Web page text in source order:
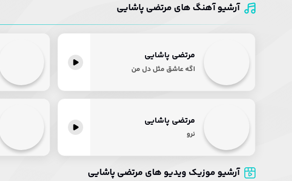
آرشیو آهنگ های مرتضی پاشایی
مرتضی پاشایی
اگه عاشق مثل دل من
مرتضی پاشایی
نرو
آرشیو موزیک ویدیو های مرتضی پاشایی